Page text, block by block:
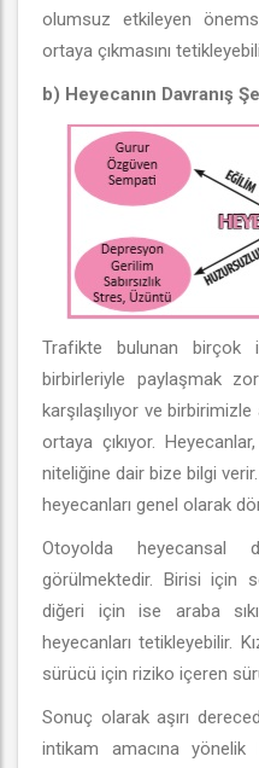
olumsuz etkileyen
ortaya çıkmasını
b) Heyecanın Davranış
Trafikte bulunan birçok
birbirleriyle paylaşmak
karşılaşılıyor ve
ortaya çıkıyor.
niteliğine dair bize bilgi
heyecanları genel olarak
Otoyolda heyecansal
görülmektedir. Birisi için
diğeri için ise araba
heyecanları tetikleyebilir.
sürücü için riziko içeren
Sonuç olarak aşırı
intikam amacına